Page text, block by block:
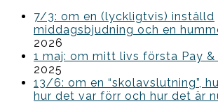
7/3: om en (lyckligtvis) inställd
middagsbjudning och en
2026
1 maj: om mitt livs första Pay &
2025
13/6: om en “skolavslutning”,
hur det var förr och hur det är